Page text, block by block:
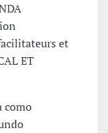
et
ET
como